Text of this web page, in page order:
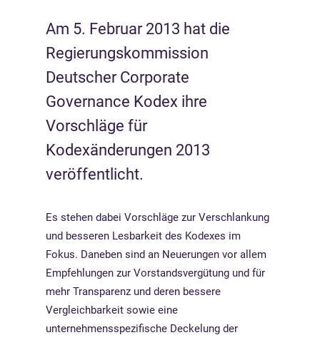
Am 5. Februar 2013 hat die
Regierungskommission
Deutscher Corporate
Governance Kodex ihre
Vorschläge für
Kodexänderungen 2013
veröffentlicht.
Es stehen dabei Vorschläge zur Verschlankung
und besseren Lesbarkeit des Kodexes im
Fokus. Daneben sind an Neuerungen vor allem
Empfehlungen zur Vorstandsvergütung und für
mehr Transparenz und deren bessere
Vergleichbarkeit sowie eine
unternehmensspezifische Deckelung der